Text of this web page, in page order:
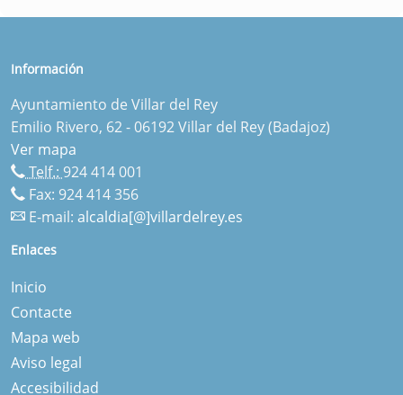
Información
Ayuntamiento de Villar del Rey
Emilio Rivero, 62 - 06192 Villar del Rey (Badajoz)
Ver mapa
Telf.: 924 414 001
Fax: 924 414 356
E-mail: alcaldia[@]villardelrey.es
Enlaces
Inicio
Contacte
Mapa web
Aviso legal
Accesibilidad